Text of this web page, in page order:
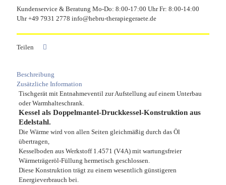
Menge
Kundenservice & Beratung Mo-Do: 8:00-17:00 Uhr Fr: 8:00-14:00
Uhr +49 7931 2778 info@hebru-therapiegeraete.de
Teilen
Beschreibung
Zusätzliche Information
Tischgerät mit Entnahmeventil zur Aufstellung auf einem Unterbau
oder Warmhalteschrank.
Kessel als Doppelmantel-Druckkessel-Konstruktion aus
Edelstahl.
Die Wärme wird von allen Seiten gleichmäßig durch das Öl
übertragen,
Kesselboden aus Werkstoff 1.4571 (V4A) mit wartungsfreier
Wärmeträgeröl-Füllung hermetisch geschlossen.
Diese Konstruktion trägt zu einem wesentlich günstigeren
Energieverbrauch bei.